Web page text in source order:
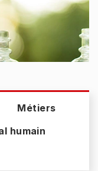
Métiers
humain